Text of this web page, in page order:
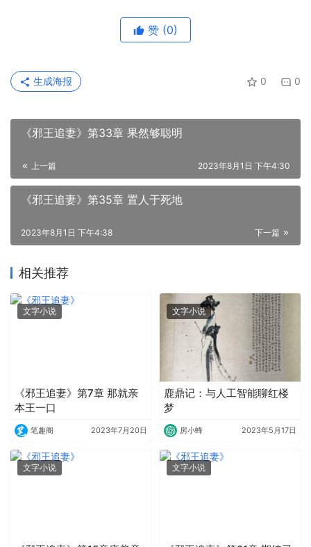
赞 (0)
0 0
生成海报
《邪王追妻》第33章 果然够聪明
上一篇 2023年8月1日 下午4:30
《邪王追妻》第35章 置人于死地
下一篇
2023年8月1日 下午4:38
相关推荐
文字小说
《邪王追妻》第7章 那就亲
本王一口
笔趣阁 2023年7月20日
文字小说
鹿鼎记：与人工智能聊红楼
梦
房小蜂 2023年5月17日
文字小说 文字小说